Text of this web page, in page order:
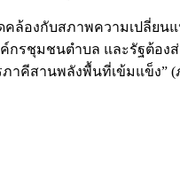
องกับสภาพความเปลี่ยน
รชุมชนตำบล และรัฐต้อ
รภาคีสานพลังพื้นที่เข้มแ